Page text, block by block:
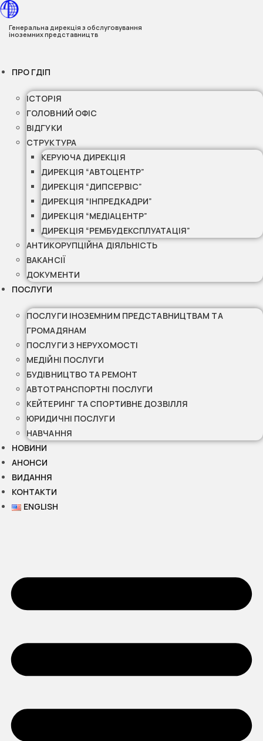
Перейти
до
вмісту
Генеральна дирекція з обслуговування
іноземних представництв
ПРО ГДІП
ІСТОРІЯ
ГОЛОВНИЙ ОФІС
ВІДГУКИ
СТРУКТУРА
КЕРУЮЧА ДИРЕКЦІЯ
ДИРЕКЦІЯ “АВТОЦЕНТР”
ДИРЕКЦІЯ “ДИПСЕРВІС”
ДИРЕКЦІЯ “ІНПРЕДКАДРИ”
ДИРЕКЦІЯ “МЕДІАЦЕНТР”
ДИРЕКЦІЯ “РЕМБУДЕКСПЛУАТАЦІЯ”
АНТИКОРУПЦІЙНА ДІЯЛЬНІСТЬ
ВАКАНСІЇ
ДОКУМЕНТИ
ПОСЛУГИ
ПОСЛУГИ ІНОЗЕМНИМ ПРЕДСТАВНИЦТВАМ ТА
ГРОМАДЯНАМ
ПОСЛУГИ З НЕРУХОМОСТІ
МЕДІЙНІ ПОСЛУГИ
БУДІВНИЦТВО ТА РЕМОНТ
АВТОТРАНСПОРТНІ ПОСЛУГИ
КЕЙТЕРИНГ ТА СПОРТИВНЕ ДОЗВІЛЛЯ
ЮРИДИЧНІ ПОСЛУГИ
НАВЧАННЯ
НОВИНИ
АНОНСИ
ВИДАННЯ
КОНТАКТИ
ENGLISH